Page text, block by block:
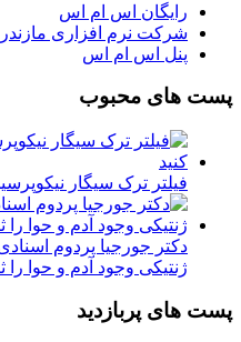
رایگان اس ام اس
شرکت نرم افزاری
پنل اس ام اس
پست های محبوب
فیلتر ترک سیگار
دکتر جورجیا پردوم
ژنتیکی وجود آدم و حوا را
پست های پربازدید